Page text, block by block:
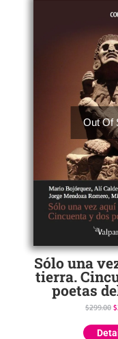
Out Of
Sólo una
tierra.
poetas
$299.00 $